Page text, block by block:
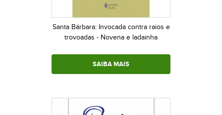
Santa Bárbara: Invocada contra raios e
trovoadas - Novena e ladainha
SAIBA MAIS